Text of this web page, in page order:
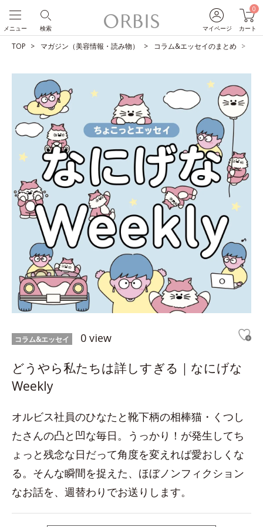
マイページ
0
カート
検索
メニュー
TOP マガジン（美容情報・読み物） コラム&エッセイのまとめ
コラム&エッセイ 0 view
どうやら私たちは詳しすぎる｜なにげな
Weekly
オルビス社員のひなたと靴下柄の相棒猫・くつし
たさんの凸と凹な毎日。うっかり！が発生してち
ょっと残念な日だって角度を変えれば愛おしくな
る。そんな瞬間を捉えた、ほぼノンフィクション
なお話を、週替わりでお送りします。